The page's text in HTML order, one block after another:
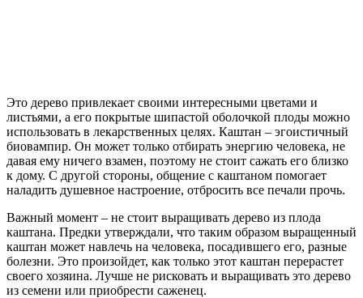
Это дерево привлекает своими интересными цветами и
листьями, а его покрытые шипастой оболочкой плоды можно
использовать в лекарственных целях. Каштан – эгоистичный
биовампир. Он может только отбирать энергию человека, не
давая ему ничего взамен, поэтому не стоит сажать его близко
к дому. С другой стороны, общение с каштаном помогает
наладить душевное настроение, отбросить все печали прочь.
Важный момент – не стоит выращивать дерево из плода
каштана. Предки утверждали, что таким образом выращенный
каштан может навлечь на человека, посадившего его, разные
болезни. Это произойдет, как только этот каштан перерастет
своего хозяина. Лучше не рисковать и выращивать это дерево
из семени или приобрести саженец.